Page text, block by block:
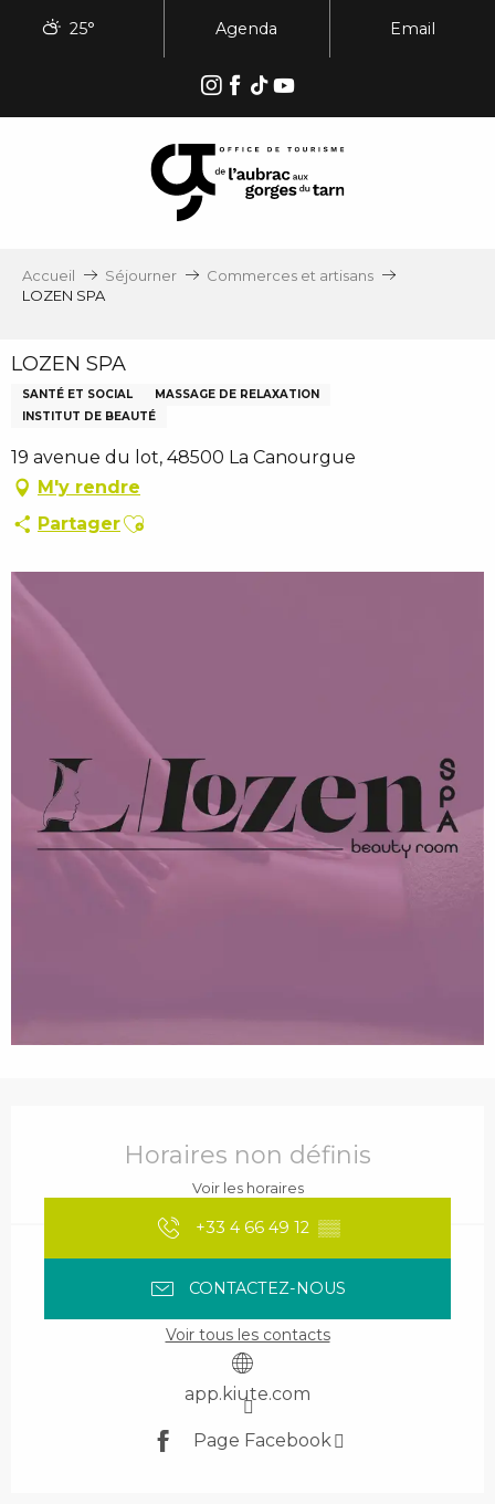
25° Agenda Email
Accueil Séjourner
Commerces et artisans
LOZEN SPA
LOZEN SPA
SANTÉ ET SOCIAL
MASSAGE DE RELAXATION
INSTITUT DE BEAUTÉ
19 avenue du lot, 48500 La Canourgue
M'y rendre
PartagerAjouter aux favoris
Horaires non définis
Voir les horaires
+33 4 66 49 12 ▒▒
CONTACTEZ-NOUS
Voir tous les contacts
app.kiute.com
Page Facebook